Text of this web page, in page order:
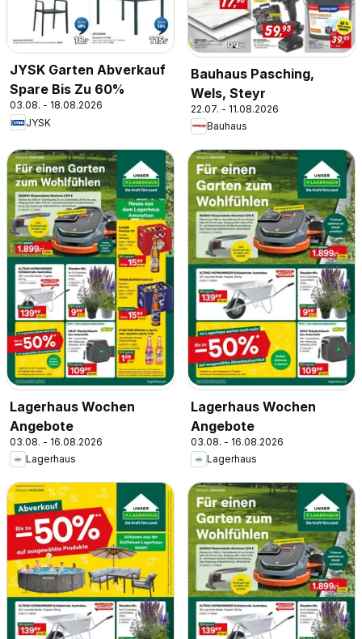
JYSK Garten Abverkauf
Spare Bis Zu 60%
03.08. - 18.08.2026
JYSK
Bauhaus Pasching,
Wels, Steyr
22.07. - 11.08.2026
Bauhaus
Lagerhaus Wochen
Angebote
03.08. - 16.08.2026
Lagerhaus
Lagerhaus Wochen
Angebote
03.08. - 16.08.2026
Lagerhaus